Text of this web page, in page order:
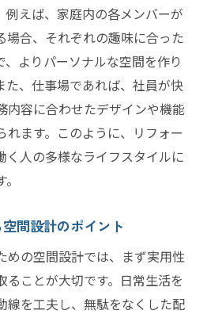
例えば、家庭内の各メンバーが
場合、それぞれの趣味に合った
、よりパーソナルな空間を作り
た、仕事場であれば、社員が快
内容に合わせたデザインや機能
れます。このように、リフォー
く人の多様なライフスタイルに
間設計のポイント
めの空間設計では、まず実用性
ることが大切です。日常生活を
線を工夫し、無駄をなくした配